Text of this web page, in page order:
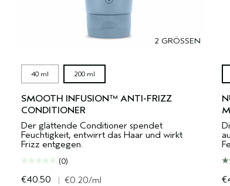
2 GRÖSSEN
40 ml 200 ml
SMOOTH INFUSION™ ANTI-FRIZZ
CONDITIONER
Der glättende Conditioner spendet
Feuchtigkeit, entwirrt das Haar und wirkt
Frizz entgegen.
(0)
€40.50 | €0.20/ml